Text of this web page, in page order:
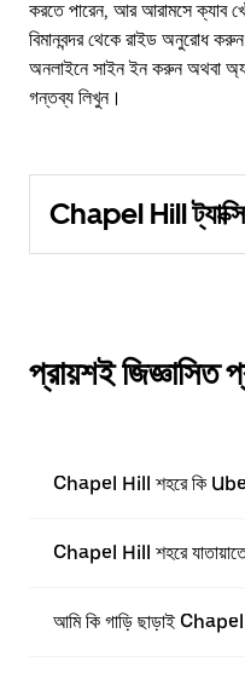
করতে পারেন, আর আরামসে ক্যাব
বিমানবন্দর থেকে রাইড অনুরোধ
অনলাইনে সাইন ইন করুন অথবা
গন্তব্য লিখুন।
Chapel Hill ট্যাক্সি
প্রায়শই জিজ্ঞাসিত
Chapel Hill শহরে কি Uber
Chapel Hill শহরে
আমি কি গাড়ি ছাড়াই